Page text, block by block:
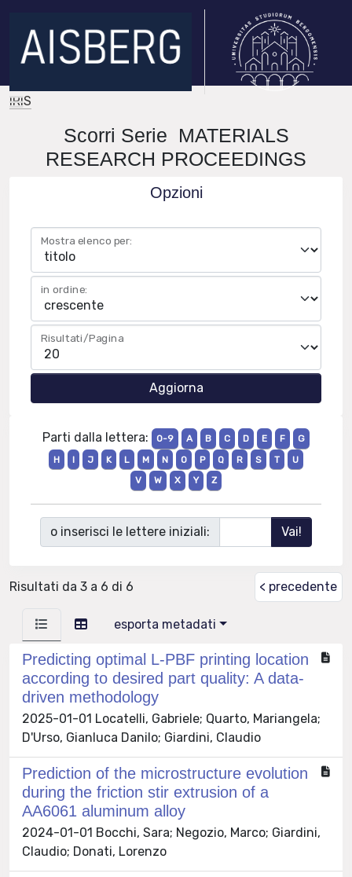
IRIS
Scorri Serie MATERIALS
RESEARCH PROCEEDINGS
Opzioni
Mostra elenco per:
in ordine:
Risultati/Pagina
Parti dalla lettera: 0-9 A B C D E F
G
H
I J K L M N O P Q R S T
U
V
W X Y Z
o inserisci le lettere iniziali:
Risultati da 3 a 6 di 6 < precedente
esporta metadati
Predicting optimal L-PBF printing location
according to desired part quality: A data-
driven methodology
2025-01-01 Locatelli, Gabriele; Quarto, Mariangela;
D'Urso, Gianluca Danilo; Giardini, Claudio
Prediction of the microstructure evolution
during the friction stir extrusion of a
AA6061 aluminum alloy
2024-01-01 Bocchi, Sara; Negozio, Marco; Giardini,
Claudio; Donati, Lorenzo